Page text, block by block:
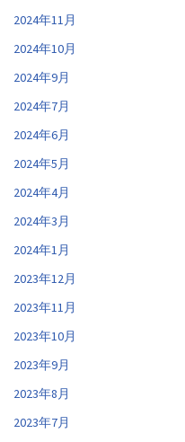
2024年11月
2024年10月
2024年9月
2024年7月
2024年6月
2024年5月
2024年4月
2024年3月
2024年1月
2023年12月
2023年11月
2023年10月
2023年9月
2023年8月
2023年7月